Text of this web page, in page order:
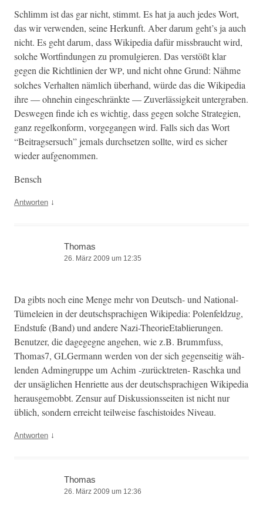
Schlimm ist das gar nicht, stimmt. Es hat ja auch jedes Wort,
das wir ver­wen­den, seine Herkun­ft. Aber darum geht’s ja auch
nicht. Es geht darum, dass Wikipedia dafür miss­braucht wird,
solche Wortfind­un­gen zu pro­mulgieren. Das ver­stößt klar
gegen die Richtlin­ien derWP, und nicht ohne Grund: Nähme
solch­es Ver­hal­ten näm­lich über­hand, würde das die Wikipedia
ihre — ohne­hin eingeschränk­te — Zuver­läs­sigkeit unter­graben.
Deswe­gen finde ich es wichtig, dass gegen solche Strate­gien,
ganz regelkon­form, vorge­gan­gen wird. Falls sich das Wort
“Beitragser­such” jemals durch­set­zen sollte, wird es sich­er
wieder aufgenommen.
Ben­sch
Antworten ↓
Thomas
26. März 2009 um 12:35
Da gibts noch eine Menge mehr von Deutsch- und Nation­al-
Tümeleien in der deutschsprachi­gen Wikipedia: Polen­feldzug,
End­stufe (Band) und andere Nazi-The­o­rieEtablierun­gen.
Benutzer, die dagegeg­ne ange­hen, wie z.B. Brumm­fuss,
Thomas7, GLGer­mann wer­den von der sich gegen­seit­ig wäh­
len­den Admin­gruppe um Achim ‑zurück­treten- Rasch­ka und
der unsäglichen Hen­ri­ette aus der deutschsprachi­gen Wikipedia
her­aus­ge­mobbt. Zen­sur auf Diskus­sion­s­seit­en ist nicht nur
üblich, son­dern erre­icht teil­weise faschis­toides Niveau.
Antworten ↓
Thomas
26. März 2009 um 12:36